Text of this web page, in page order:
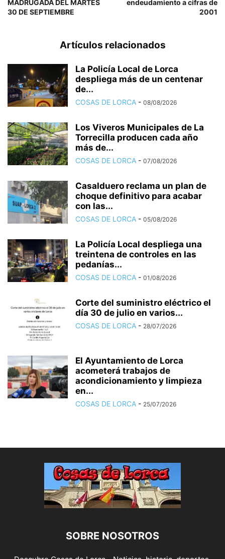
MADRUGADA DEL MARTES
30 DE SEPTIEMBRE
endeudamiento a cifras de
2001
Artículos relacionados
La Policía Local de Lorca
despliega más de un centenar
de...
COSAS DE LORCA - 08/08/2026
Los Viveros Municipales de La
Torrecilla producen cada año
más de...
COSAS DE LORCA - 07/08/2026
Casalduero reclama un plan de
choque definitivo para acabar
con las...
COSAS DE LORCA - 05/08/2026
La Policía Local despliega una
treintena de controles en las
pedanías...
COSAS DE LORCA - 01/08/2026
Corte del suministro eléctrico el
día 30 de julio en varios...
COSAS DE LORCA - 28/07/2026
El Ayuntamiento de Lorca
acometerá trabajos de
acondicionamiento y limpieza
en...
COSAS DE LORCA - 25/07/2026
SOBRE NOSOTROS